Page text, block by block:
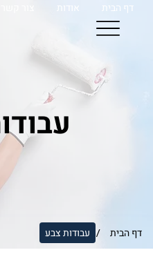
דף הבית אודות
דף הבית / עבודות צבע